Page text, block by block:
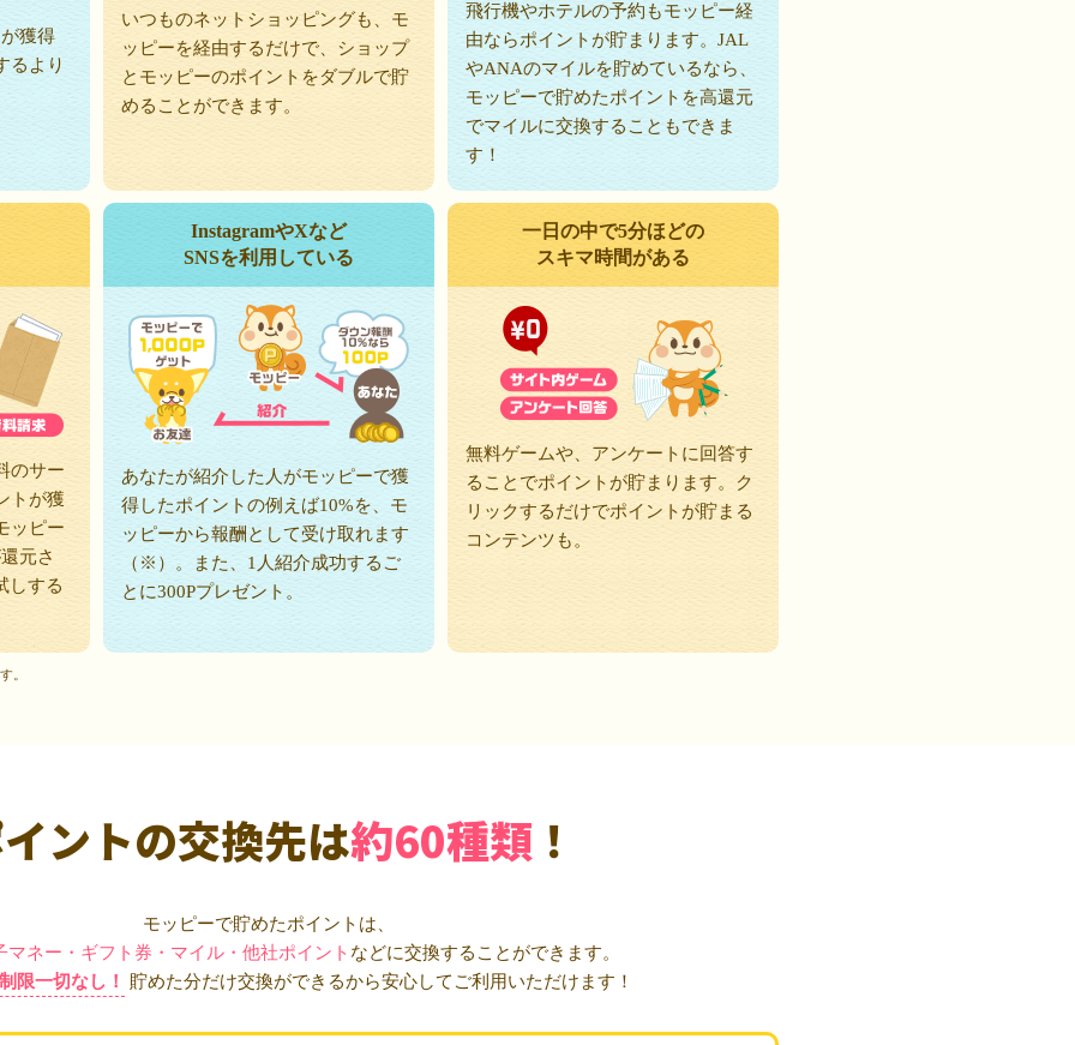
獲得
るより
いつものネットショッピングも、モ
ッピーを経由するだけで、ショップ
とモッピーのポイントをダブルで貯
めることができます。
飛行機やホテルの予約もモッピー経
由ならポイントが貯まります。JAL
やANAのマイルを貯めているなら、
モッピーで貯めたポイントを高還元
でマイルに交換することもできま
す！
のサー
トが獲
ッピー
元さ
しする
InstagramやXなど
SNSを利用している
あなたが紹介した人がモッピーで獲
得したポイントの例えば10%を、モ
ッピーから報酬として受け取れます
（※）。また、1人紹介成功するご
とに300Pプレゼント。
一日の中で5分ほどの
スキマ時間がある
無料ゲームや、アンケートに回答す
ることでポイントが貯まります。ク
リックするだけでポイントが貯まる
コンテンツも。
。
ントの交換先は約60種類 ！
モッピーで貯めたポイントは、
マネー・ギフト券・マイル・他社ポイント などに交換することができます。
限一切なし！
貯めた分だけ交換ができるから安心してご利用いただけます！